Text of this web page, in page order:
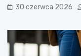
30 czerwca 2026